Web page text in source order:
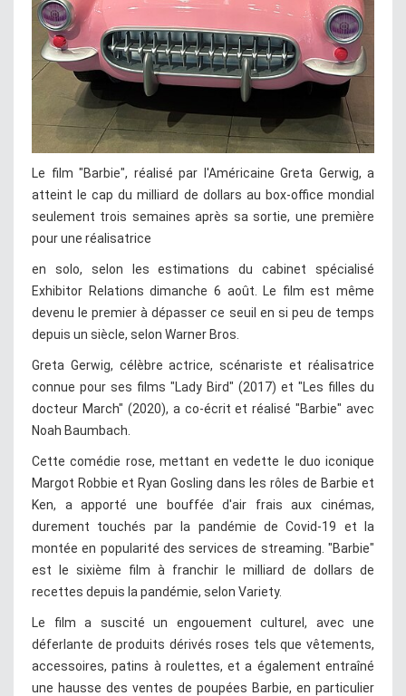
Le film "Barbie", réalisé par l'Américaine Greta Gerwig, a
atteint le cap du milliard de dollars au box-office mondial
seulement trois semaines après sa sortie, une première
pour une réalisatrice
en solo, selon les estimations du cabinet spécialisé
Exhibitor Relations dimanche 6 août. Le film est même
devenu le premier à dépasser ce seuil en si peu de temps
depuis un siècle, selon Warner Bros.
Greta Gerwig, célèbre actrice, scénariste et réalisatrice
connue pour ses films "Lady Bird" (2017) et "Les filles du
docteur March" (2020), a co-écrit et réalisé "Barbie" avec
Noah Baumbach.
Cette comédie rose, mettant en vedette le duo iconique
Margot Robbie et Ryan Gosling dans les rôles de Barbie et
Ken, a apporté une bouffée d'air frais aux cinémas,
durement touchés par la pandémie de Covid-19 et la
montée en popularité des services de streaming. "Barbie"
est le sixième film à franchir le milliard de dollars de
recettes depuis la pandémie, selon Variety.
Le film a suscité un engouement culturel, avec une
déferlante de produits dérivés roses tels que vêtements,
accessoires, patins à roulettes, et a également entraîné
une hausse des ventes de poupées Barbie, en particulier